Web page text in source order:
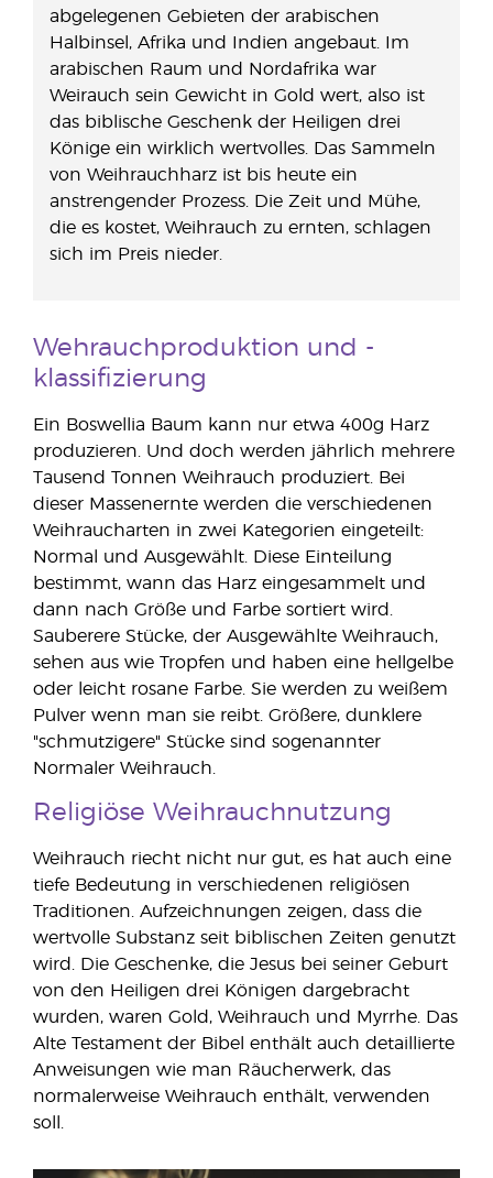
abgelegenen Gebieten der arabischen
Halbinsel, Afrika und Indien angebaut. Im
arabischen Raum und Nordafrika war
Weirauch sein Gewicht in Gold wert, also ist
das biblische Geschenk der Heiligen drei
Könige ein wirklich wertvolles. Das Sammeln
von Weihrauchharz ist bis heute ein
anstrengender Prozess. Die Zeit und Mühe,
die es kostet, Weihrauch zu ernten, schlagen
sich im Preis nieder.
Wehrauchproduktion und -
klassifizierung
Ein Boswellia Baum kann nur etwa 400g Harz
produzieren. Und doch werden jährlich mehrere
Tausend Tonnen Weihrauch produziert. Bei
dieser Massenernte werden die verschiedenen
Weihraucharten in zwei Kategorien eingeteilt:
Normal und Ausgewählt. Diese Einteilung
bestimmt, wann das Harz eingesammelt und
dann nach Größe und Farbe sortiert wird.
Sauberere Stücke, der Ausgewählte Weihrauch,
sehen aus wie Tropfen und haben eine hellgelbe
oder leicht rosane Farbe. Sie werden zu weißem
Pulver wenn man sie reibt. Größere, dunklere
"schmutzigere" Stücke sind sogenannter
Normaler Weihrauch.
Religiöse Weihrauchnutzung
Weihrauch riecht nicht nur gut, es hat auch eine
tiefe Bedeutung in verschiedenen religiösen
Traditionen. Aufzeichnungen zeigen, dass die
wertvolle Substanz seit biblischen Zeiten genutzt
wird. Die Geschenke, die Jesus bei seiner Geburt
von den Heiligen drei Königen dargebracht
wurden, waren Gold, Weihrauch und Myrrhe. Das
Alte Testament der Bibel enthält auch detaillierte
Anweisungen wie man Räucherwerk, das
normalerweise Weihrauch enthält, verwenden
soll.